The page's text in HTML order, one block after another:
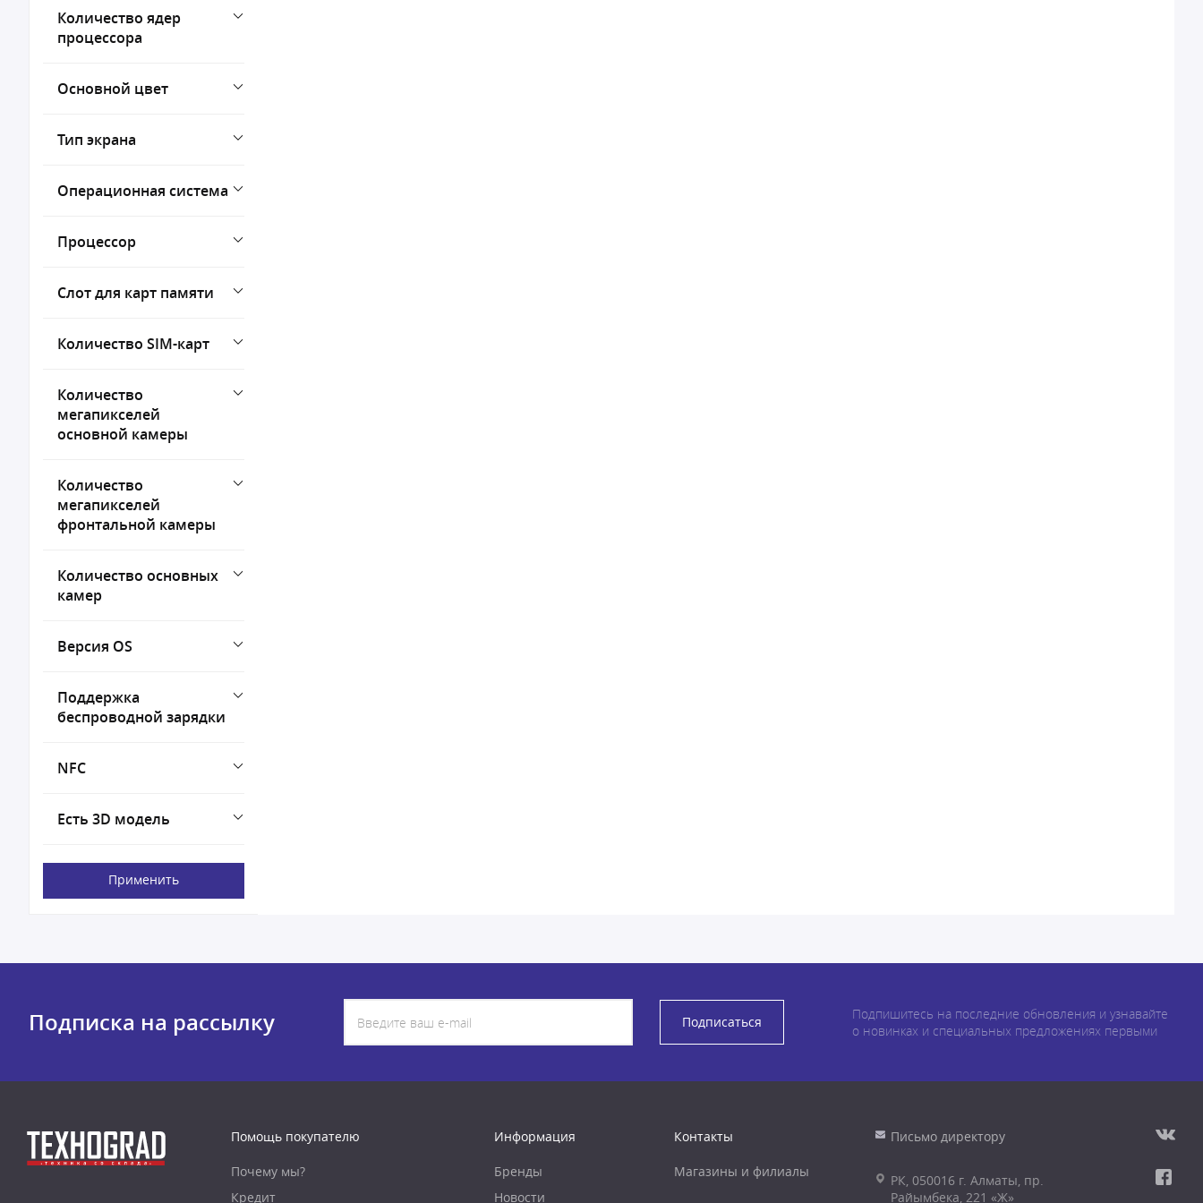
Количество ядер
процессора
Основной цвет
Тип экрана
Операционная система
Процессор
Слот для карт памяти
Количество SIM-карт
Количество
мегапикселей
основной камеры
Количество
мегапикселей
фронтальной камеры
Количество основных
камер
Версия OS
Поддержка
беспроводной зарядки
NFC
Есть 3D модель
Применить
Подписка на рассылку Подписаться
Подпишитесь на последние обновления и узнавайте
о новинках и специальных предложениях первыми
Помощь покупателю
Почему мы?
Кредит
Информация
Бренды
Новости
Контакты
Магазины и филиалы
Письмо директору
РК, 050016 г. Алматы, пр.
Райымбека, 221 «Ж»